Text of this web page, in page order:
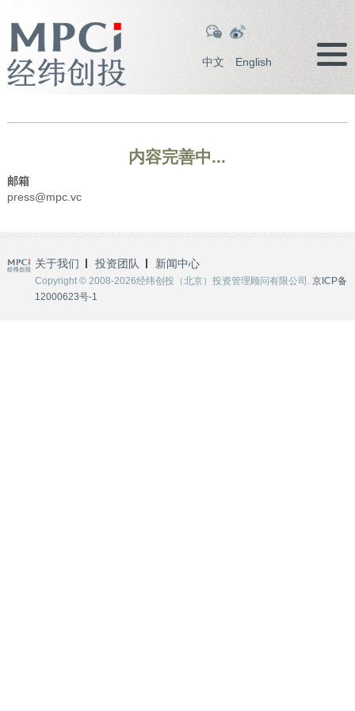
中文 English
内容完善中...
邮箱
press@mpc.vc
关于我们 投资团队 新闻中心
Copyright © 2008-2026经纬创投（北京）投资管理顾问有限公司. 京ICP备
12000623号-1